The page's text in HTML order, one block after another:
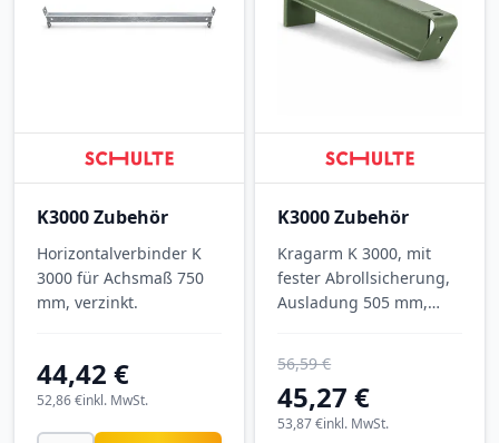
K3000 Zubehör
Horizontalverbinder K
3000 für Achsmaß 750
mm, verzinkt.
44,42 €
inkl. MwSt.
52,86 €
K3000 Zubehör
Kragarm K 3000, mit
fester Abrollsicherung,
Ausladung 505 mm,
45,27 €
56,59 €
inkl. MwSt.
53,87 €